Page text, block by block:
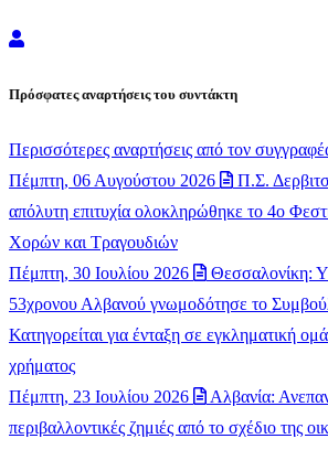
Newsroom
Πρόσφατες αναρτήσεις του συντάκτη
Περισσότερες αναρτήσεις από τον
Πέμπτη, 06 Αυγούστου 2026
Π.Σ.
απόλυτη επιτυχία ολοκληρώθηκε το 4ο
Χορών και Τραγουδιών
Πέμπτη, 30 Ιουλίου 2026
Θεσσαλονίκη:
53χρονου Αλβανού γνωμοδότησε το
Κατηγορείται για ένταξη σε εγκληματική
χρήματος
Πέμπτη, 23 Ιουλίου 2026
Αλβανία:
περιβαλλοντικές ζημιές από το σχέδιο της